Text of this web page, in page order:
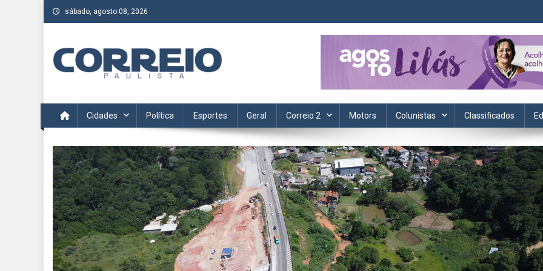
Skip
to
sábado, agosto 08, 2026
Acompanhe as últimas notícias da região no Correio Paulista. Informação, política, saúde, economia, esportes e cotidiano.
Cidades Política Esportes Geral Correio 2 Motors Colunistas Classificados